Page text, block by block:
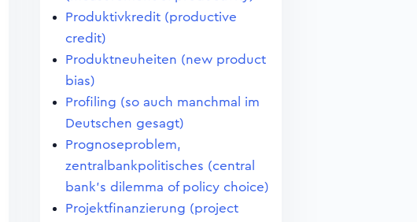
Produktivkredit (productive
credit)
Produktneuheiten (new product
bias)
Profiling (so auch manchmal im
Deutschen gesagt)
Prognoseproblem,
zentralbankpolitisches (central
bank's dilemma of policy choice)
Projektfinanzierung (project